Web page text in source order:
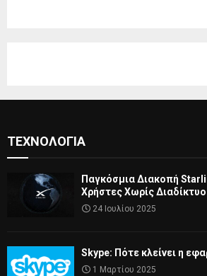
ΤΕΧΝΟΛΟΓΊΑ
Παγκόσμια Διακοπή
Χρήστες Χωρίς
24 Ιουλίου 2025
Skype: Πότε κλείνει η
1 Μαρτίου 2025